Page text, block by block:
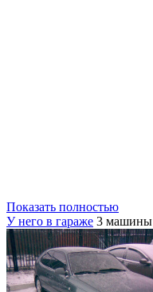
Показать полностью
У него в гараже 3 машины